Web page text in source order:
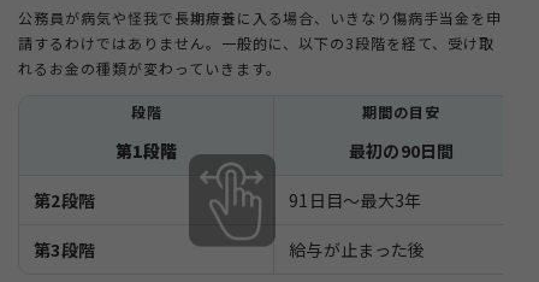
6-1.Q. うつ病などのメンタル疾患でももらえますか？
6-2. Q. 休職中にアルバイトをしてもいいですか？
Q. 失業保険（雇用保険）と同時にもらえますか？
Q. 土日や祝日も支給対象になりますか？
公務員が病気や怪我で長期療養に入る場合、いきなり傷病手当金を申
請するわけではありません。一般的に、以下の3段階を経て、受け取
れるお金の種類が変わっていきます。
段階 期間の目安
第1段階 最初の90日間
第2段階 91日目〜最大3年
第3段階 給与が止まった後